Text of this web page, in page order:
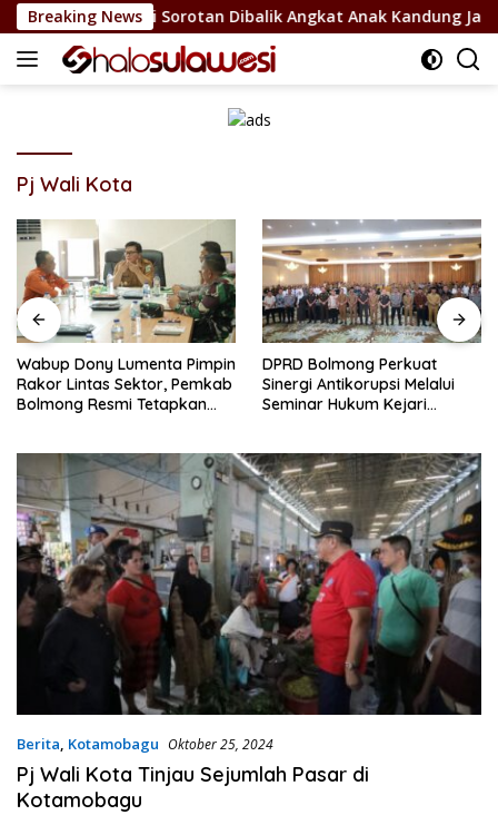
Langsung
ke
konten
Breaking News
Jadi Sorotan Dibalik Angkat Anak Kandung Jadi Honor
Pj Wali Kota
Wabup Dony Lumenta Pimpin
Rakor Lintas Sektor, Pemkab
Bolmong Resmi Tetapkan
DPRD Bolmong Perkuat
Sinergi Antikorupsi Melalui
Seminar Hukum Kejari
Berita, Kotamobagu Oktober 25, 2024
Pj Wali Kota Tinjau Sejumlah Pasar di
Kotamobagu